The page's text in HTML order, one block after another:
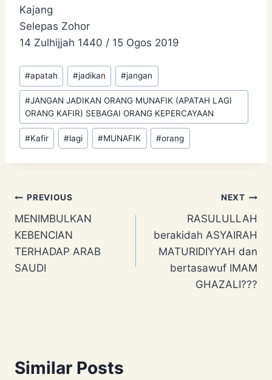
Kajang
Selepas Zohor
14 Zulhijjah 1440 / 15 Ogos 2019
Post
Tags:
#apatah #jadikan #jangan
#JANGAN JADIKAN ORANG MUNAFIK (APATAH LAGI
ORANG KAFIR) SEBAGAI ORANG KEPERCAYAAN
#Kafir #lagi #MUNAFIK #orang
Post
navigation
PREVIOUS
MENIMBULKAN
KEBENCIAN
TERHADAP ARAB
SAUDI
NEXT
RASULULLAH
berakidah ASYAIRAH
MATURIDIYYAH dan
bertasawuf IMAM
GHAZALI???
Similar Posts